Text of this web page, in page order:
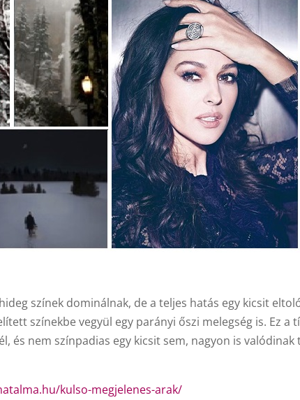
színek dominálnak, de a teljes hatás egy kicsit
színekbe vegyül egy parányi őszi melegség is. Ez a
és nem színpadias egy kicsit sem, nagyon is valódinak
kulso-megjelenes-arak/